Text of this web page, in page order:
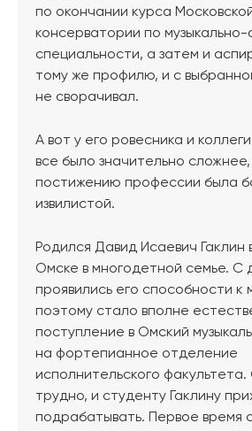
по окончании курса
консерватории по музыкально-
специальности, а затем и
тому же профилю, и с
не сворачивал.
А вот у его ровесника и
все было значительно
постижению профессии была
извилистой.
Родился Давид Исаевич Гаклин
Омске в многодетной семье. С
проявились его способности к
поэтому стало вполне
поступление в Омский
на фортепианное отделение
исполнительского
трудно, и студенту Гаклину
подрабатывать. Первое время